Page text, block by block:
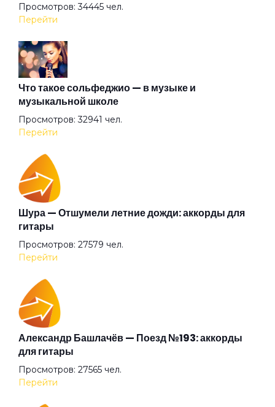
Просмотров: 34445 чел.
Перейти
Что такое сольфеджио — в музыке и
музыкальной школе
Просмотров: 32941 чел.
Перейти
Шура — Отшумели летние дожди: аккорды для
гитары
Просмотров: 27579 чел.
Перейти
Александр Башлачёв — Поезд №193: аккорды
для гитары
Просмотров: 27565 чел.
Перейти